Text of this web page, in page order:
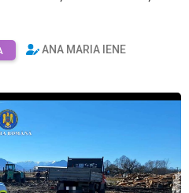
ANA MARIA IENE